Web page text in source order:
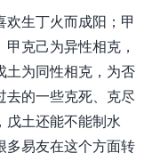
欢生丁火而成阳；甲
克己为异性相克，
土为同性相克，为否
去的一些克死、克尽
戊土还能不能制水
多易友在这个方面转